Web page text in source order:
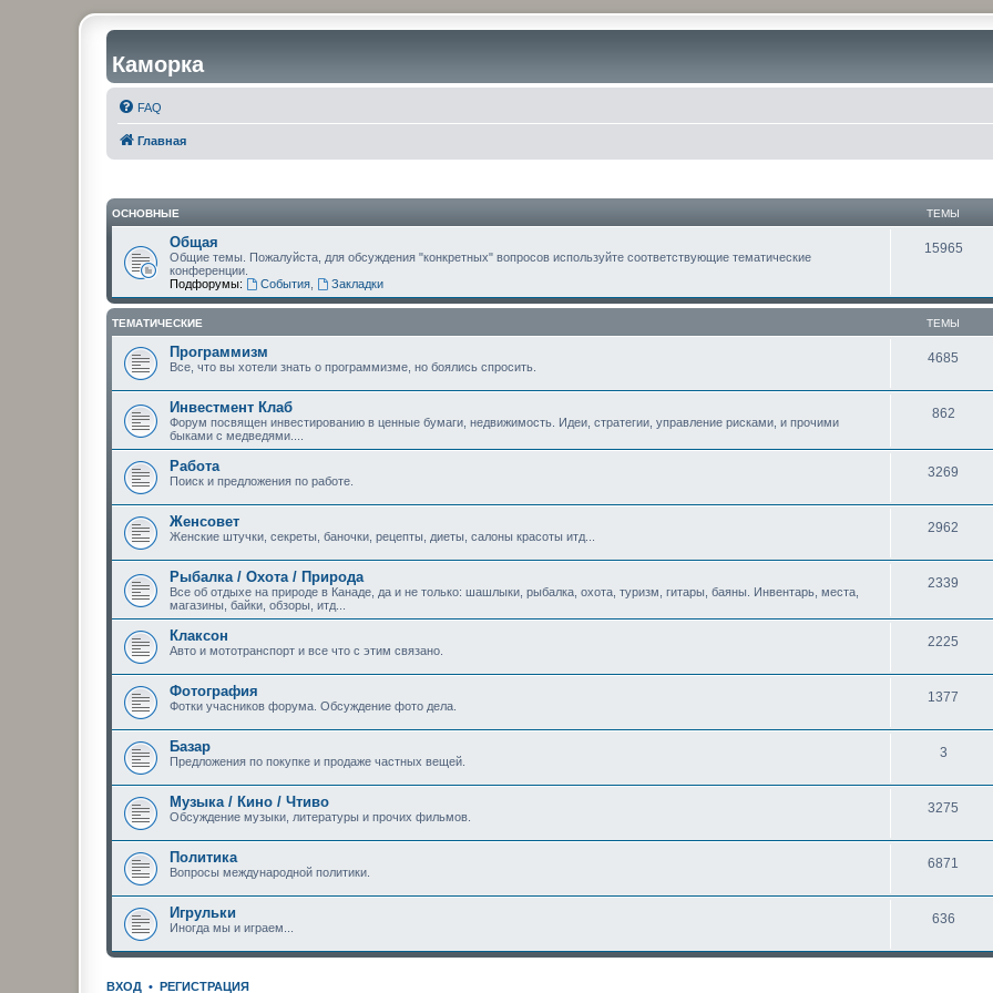
Каморка
FAQ
Главная
ОСНОВНЫЕ ТЕМЫ
Общая
Общие темы. Пожалуйста, для обсуждения "конкретных" вопросов используйте соответствующие тематические
конференции.
Подфорумы:
События, Закладки
15965
ТЕМАТИЧЕСКИЕ ТЕМЫ
Программизм
Все, что вы хотели знать о программизме, но боялись спросить.
4685
Инвестмент Клаб
Форум посвящен инвестированию в ценные бумаги, недвижимость. Идеи, стратегии, управление рисками, и прочими
быками с медведями....
862
Работа
Поиск и предложения по работе.
3269
Женсовет
Женские штучки, секреты, баночки, рецепты, диеты, салоны красоты итд...
2962
Рыбалка / Охота / Природа
Все об отдыхе на природе в Канаде, да и не только: шашлыки, рыбалка, охота, туризм, гитары, баяны. Инвентарь, места,
магазины, байки, обзоры, итд...
2339
Клаксон
Авто и мототранспорт и все что с этим связано.
2225
Фотография
Фотки учасников форума. Обсуждение фото дела.
1377
Базар
Предложения по покупке и продаже частных вещей.
3
Музыка / Кино / Чтиво
Обсуждение музыки, литературы и прочих фильмов.
3275
Политика
Вопросы международной политики.
6871
Игрульки
Иногда мы и играем...
636
ВХОД • РЕГИСТРАЦИЯ